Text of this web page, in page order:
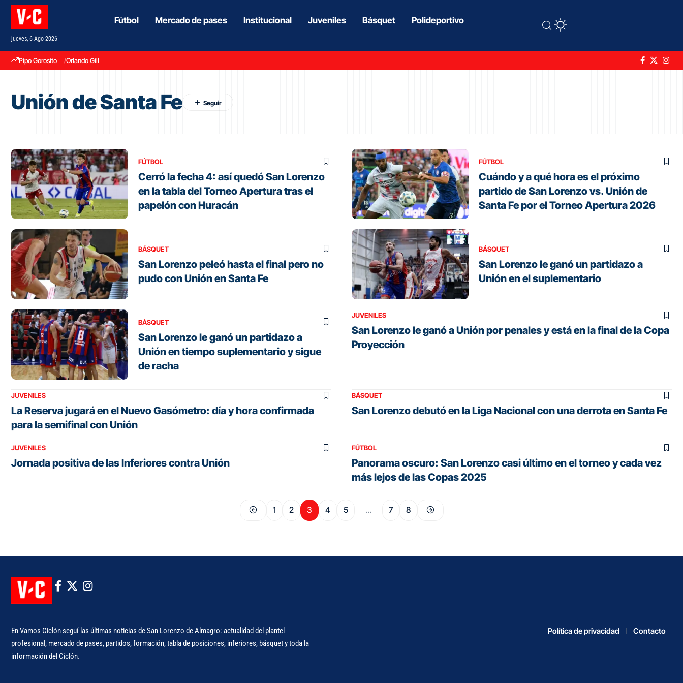
jueves, 6 Ago 2026
Fútbol Mercado de pases Institucional Juveniles Básquet Polideportivo
Pipo Gorosito Orlando Gill
Unión de Santa Fe
FÚTBOL
Cerró la fecha 4: así quedó San Lorenzo
en la tabla del Torneo Apertura tras el
papelón con Huracán
FÚTBOL
Cuándo y a qué hora es el próximo
partido de San Lorenzo vs. Unión de
Santa Fe por el Torneo Apertura 2026
BÁSQUET
San Lorenzo peleó hasta el final pero no
pudo con Unión en Santa Fe
BÁSQUET
San Lorenzo le ganó un partidazo a
Unión en el suplementario
BÁSQUET
San Lorenzo le ganó un partidazo a
Unión en tiempo suplementario y sigue
de racha
JUVENILES
San Lorenzo le ganó a Unión por penales y está en la final de la Copa
Proyección
JUVENILES
La Reserva jugará en el Nuevo Gasómetro: día y hora confirmada
para la semifinal con Unión
BÁSQUET
San Lorenzo debutó en la Liga Nacional con una derrota en Santa Fe
JUVENILES
Jornada positiva de las Inferiores contra Unión
FÚTBOL
Panorama oscuro: San Lorenzo casi último en el torneo y cada vez
más lejos de las Copas 2025
1 2 3 4 5 … 7 8
En Vamos Ciclón seguí las últimas noticias de San Lorenzo de Almagro: actualidad del plantel
profesional, mercado de pases, partidos, formación, tabla de posiciones, inferiores, básquet y toda la
información del Ciclón.
Política de privacidad Contacto